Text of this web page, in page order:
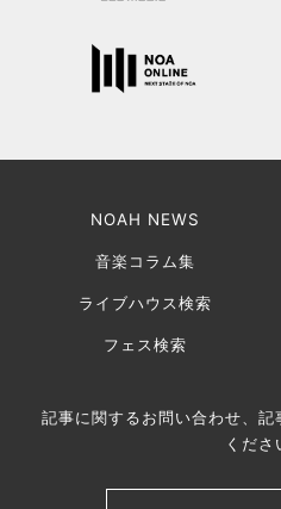
NOAH NEWS
音楽コラム集
ライブハウス検索
フェス検索
記事に関するお問い合わせ、
くださ